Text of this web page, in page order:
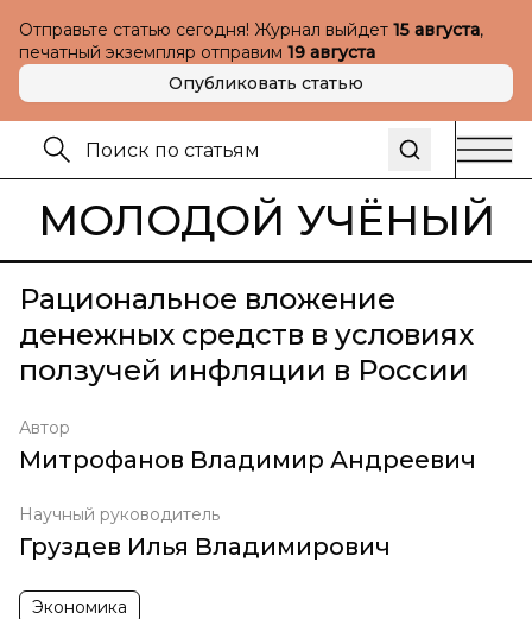
Отправьте статью сегодня! Журнал выйдет 15 августа,
печатный экземпляр отправим 19 августа
Опубликовать статью
МОЛОДОЙ УЧЁНЫЙ
Рациональное вложение
денежных средств в условиях
ползучей инфляции в России
Автор
Митрофанов Владимир Андреевич
Научный руководитель
Груздев Илья Владимирович
Экономика